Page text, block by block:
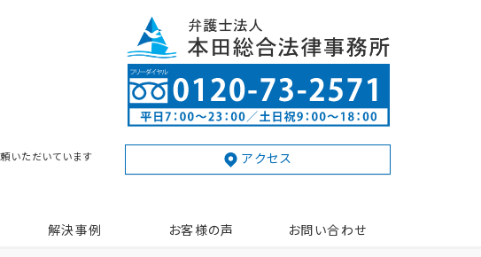
いただいています アクセス
解決事例 お客様の声 お問い合わせ